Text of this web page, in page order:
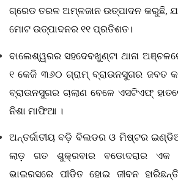
ଗ୍ରେଡ ତରଳ ଅମ୍ଳଜାନ ଉତ୍ପାଦନ କରୁଛି,
ମୋଟ ଉତ୍ପାଦନର ୧୧ ପ୍ରତିଶତ।
ବାଲେଶ୍ୱରର ସହଦେବଖୁଣ୍ଟା ଥାନା
୧ କେଜି ୩୬୦ ଗ୍ରାମ୍ ବ୍ରାଉନସୁଗର ଜବତ
ବ୍ରାଉନସୁଗର ଚାଲାଣ ବେଳେ ଏସଟିଏଫ୍
ନିଶା ମାଫିଆ ।
ଅନ୍ତର୍ଜାତୀୟ ବଡ଼ି ବିଲଡର ଓ ମିଷ୍ଟର
ଲାଡ଼ ଗତ ଶୁକ୍ରବାର ବଡୋଦରାର ଏକ
ଭାଇରସରେ ପୀଡିତ ହୋଇ ଜୀବନ